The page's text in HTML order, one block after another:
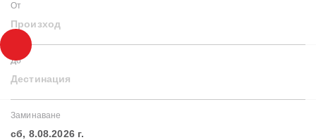
От
Произход
До
Дестинация
Заминаване
сб, 8.08.2026 г.